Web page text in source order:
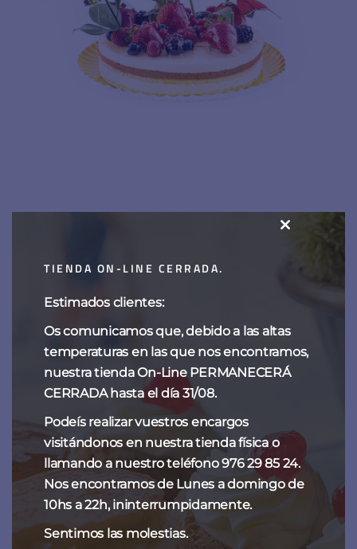
TIENDA ON-LINE CERRADA.
Estimados clientes:
Os comunicamos que, debido a las altas
temperaturas en las que nos encontramos,
nuestra tienda On-Line PERMANECERÁ
CERRADA hasta el día 31/08.
Podeís realizar vuestros encargos
visitándonos en nuestra tienda física o
llamando a nuestro teléfono 976 29 85 24.
Nos encontramos de Lunes a domingo de
10hs a 22h, ininterrumpidamente.
Sentimos las molestias.